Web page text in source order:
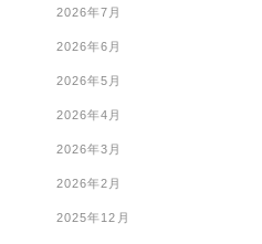
2026年7月
2026年6月
2026年5月
2026年4月
2026年3月
2026年2月
2025年12月